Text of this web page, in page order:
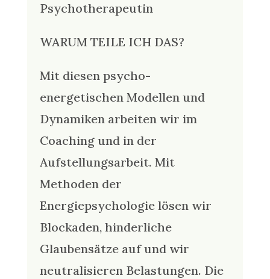
Psychotherapeutin
WARUM TEILE ICH DAS?
Mit diesen psycho-
energetischen Modellen und
Dynamiken arbeiten wir im
Coaching und in der
Aufstellungsarbeit. Mit
Methoden der
Energiepsychologie lösen wir
Blockaden, hinderliche
Glaubensätze auf und wir
neutralisieren Belastungen. Die